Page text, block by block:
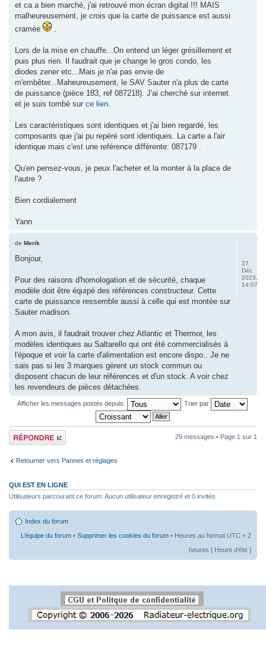
et ca a bien marché, j'ai retrouvé mon écran digital !!! MAIS
malheureusement, je crois que la carte de puissance est aussi
cramée
.
Lors de la mise en chauffe...On entend un léger grésillement et
puis plus rien. Il faudrait que je change le gros condo, les
diodes zener etc...Mais je n'ai pas envie de
m'embêter...Maheureusement, le SAV Sauter n'a plus de carte
de puissance (pièce 183, ref 087218). J'ai cherché sur internet
et je suis tombé sur ce lien.
Les caractéristiques sont identiques et j'ai bien regardé, les
composants que j'ai pu repéré sont identiques. La carte a l'air
identique mais c'est une reférence différente: 087179 .
Qu'en pensez-vous, je peux l'acheter et la monter à la place de
l'autre ?
Bien cordialement
Yann
de Merik
Bonjour,
Pour des raisons d'homologation et de sécurité, chaque
modèle doit être équipé des références constructeur. Cette
carte de puissance ressemble aussi à celle qui est montée sur
Sauter madison.
A mon avis, il faudrait trouver chez Atlantic et Thermor, les
modèles identiques au Saltarello qui ont été commercialisés à
l'époque et voir la carte d'alimentation est encore dispo.. Je ne
sais pas si les 3 marques gèrent un stock commun ou
disposent chacun de leur références et d'un stock. A voir chez
les revendeurs de pièces détachées.
27
Déc
2023,
14:07
Afficher les messages postés depuis: Trier par
Répondre 29 messages • Page 1 sur 1
Retourner vers Pannes et réglages
QUI EST EN LIGNE
Utilisateurs parcourant ce forum: Aucun utilisateur enregistré et 0 invités
Index du forum
L’équipe du forum • Supprimer les cookies du forum • Heures au format UTC + 2
heures [ Heure d’été ]